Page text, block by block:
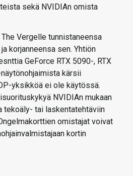
sekä NVIDIAn omista
Vergelle tunnistaneensa
korjanneensa sen. Yhtiön
GeForce RTX 5090-, RTX
kärsii
yksikköä ei ole käytössä.
NVIDIAn mukaan
tekoäly- tai laskentatehtäviin
omistajat voivat
kortin